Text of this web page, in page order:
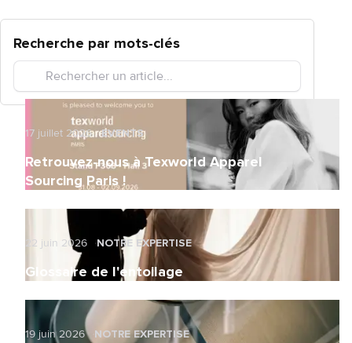
Recherche par mots-clés
17 juillet 2026 EVENTS
Retrouvez-nous à Texworld Apparel
Sourcing Paris !
22 juin 2026 NOTRE EXPERTISE
Glossaire de l'entoilage
19 juin 2026 NOTRE EXPERTISE